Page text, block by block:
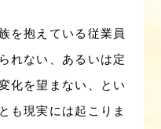
を抱えている従業員
れない、あるいは定
化を望まない、とい
も現実には起こりま